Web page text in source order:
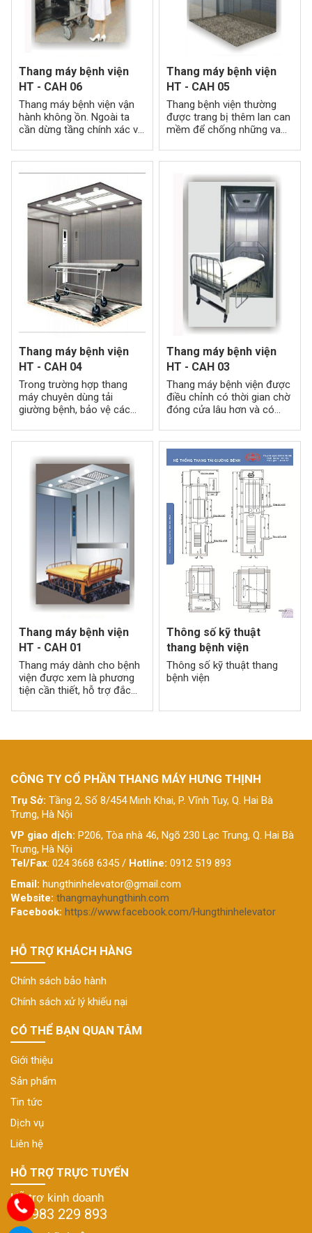
Thang máy bệnh viện
HT - CAH 06
Thang máy bệnh viện vận
hành không ồn. Ngoài ta
cần dừng tầng chính xác và
hưởng đến tâm lý của bệnh
Thang máy bệnh viện
HT - CAH 05
Thang bệnh viện thường
được trang bị thêm lan can
mềm để chống những va
chuyển, phòng những sự
Thang máy bệnh viện
HT - CAH 04
Trong trường hợp thang
máy chuyên dùng tải
giường bệnh, bảo vệ các
thì ánh sang trong cabin
kế đúng tiêu chuẩn cho
Thang máy bệnh viện
HT - CAH 03
Thang máy bệnh viện được
điều chỉnh có thời gian chờ
đóng cửa lâu hơn và có
giường bệnh ra vào an
toàn.
Thang máy bệnh viện
HT - CAH 01
Thang máy dành cho bệnh
viện được xem là phương
tiện cần thiết, hỗ trợ đắc
thời để phục vụ bệnh nhân
Thông số kỹ thuật
thang bệnh viện
Thông số kỹ thuật thang
bệnh viện
CÔNG TY CỔ PHẦN THANG MÁY HƯNG THỊNH
Trụ Sở: Tầng 2, Số 8/454 Minh Khai, P. Vĩnh Tuy, Q. Hai Bà
Trưng, Hà Nội
VP giao dịch: P206, Tòa nhà 46, Ngõ 230 Lạc Trung, Q. Hai Bà
Trưng, Hà Nội
Tel/Fax: 024 3668 6345 / Hotline: 0912 519 893
Email: hungthinhelevator@gmail.com
Website: thangmayhungthinh.com
Facebook: https://www.facebook.com/Hungthinhelevator
HỖ TRỢ KHÁCH HÀNG
Chính sách bảo hành
Chính sách xử lý khiếu nại
CÓ THỂ BẠN QUAN TÂM
Giới thiệu
Sản phẩm
Tin tức
Dịch vụ
Liên hệ
HỖ TRỢ TRỰC TUYẾN
Hỗ trợ kinh doanh
0983 229 893